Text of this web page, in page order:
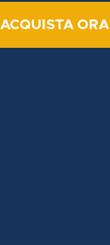
ACQUISTA ORA